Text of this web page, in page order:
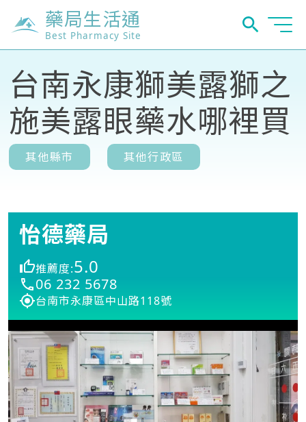
藥局生活通
Best Pharmacy Site
台南永康獅美露獅之
施美露眼藥水哪裡買
其他縣市 其他行政區
怡德藥局
推薦度:5.0
06 232 5678
台南市永康區中山路118號